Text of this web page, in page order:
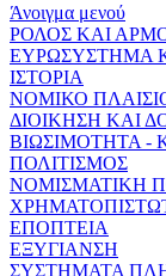
Άνοιγμα μενού
ΡΟΛΟΣ ΚΑΙ
ΕΥΡΩΣΥΣΤΗΜΑ
ΙΣΤΟΡΙΑ
ΝΟΜΙΚΟ
ΔΙΟΙΚΗΣΗ ΚΑΙ
ΒΙΩΣΙΜΟΤΗΤΑ -
ΠΟΛΙΤΙΣΜΟΣ
ΝΟΜΙΣΜΑΤΙΚΗ
ΕΠΟΠΤΕΙΑ
ΕΞΥΓΙΑΝΣΗ
ΣΥΣΤΗΜΑΤΑ